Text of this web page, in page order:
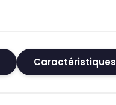
Caractéristiques